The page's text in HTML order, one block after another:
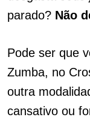
parado? Não
Pode ser que
Zumba, no
outra
cansativo ou